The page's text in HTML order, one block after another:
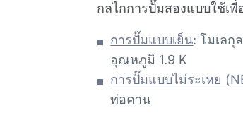
กลไกการปั๊มสองแบบใช้เพื่
การปั๊มแบบเย็น: โมเลกุ
อุณหภูมิ 1.9 K
การปั๊มแบบไม่ระเหย
ท่อคาน